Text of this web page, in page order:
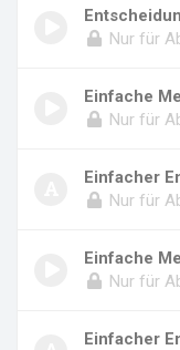
Nur für
Nur für
Einfacher
Nur für
Nur für